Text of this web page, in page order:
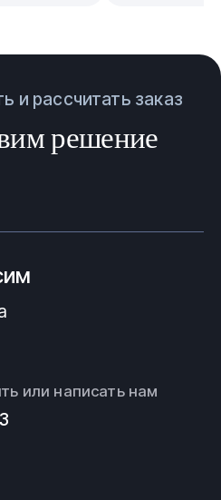
рассчитать заказ
решение
или написать нам